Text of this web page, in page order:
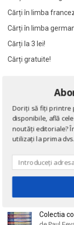
Al. Philippide
Alain
Alain Bombard
Alain Danielou
Alain
Alain Manevy
Alan Butler
Alan Dean
Al. Philippide
Alain
Alain Bombard
Alain Danielou
Alain
Alain Manevy
Alan Butler
Alan Dean
Cărți în limba
Cărți în limba
Cărți la 3 lei!
Cărți gratuite!
Eseuri
de Emil
Doctrina
de
Colectia
Doriți să fiți printre
disponibile, află
noutăți editoriale?
utilizați la prima